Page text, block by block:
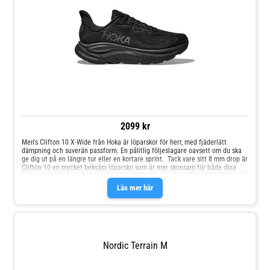
2099 kr
Läs mer här
Men's Clifton 10 X-Wide från Hoka är löparskor för herr, med fjäderlätt
dämpning och suverän passform. En pålitlig följeslagare oavsett om du ska
ge dig ut på en längre tur eller en kortare sprint. Tack vare sitt 8 mm drop är
Clifton 10 en mycket bekväm löparsko som är mer skonsam för både dina
modeller, vilket ger en bättre framfotsisättning och driv i steget. Den ”vagga”
formade geometrin erbjuder en mer effektiv stegprogression från
fotisättning till frånskjut, oavsett om du går eller springer. Passformen i
Nordic Terrain M